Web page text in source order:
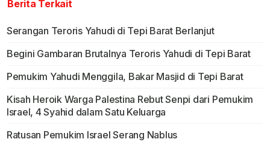
Berita Terkait
Serangan Teroris Yahudi di Tepi Barat Berlanjut
Begini Gambaran Brutalnya Teroris Yahudi di Tepi Barat
Pemukim Yahudi Menggila, Bakar Masjid di Tepi Barat
Kisah Heroik Warga Palestina Rebut Senpi dari Pemukim
Israel, 4 Syahid dalam Satu Keluarga
Ratusan Pemukim Israel Serang Nablus